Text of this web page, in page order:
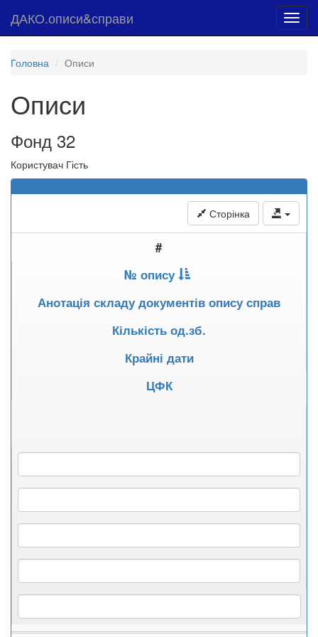
ДАКО.описи&справи
Головна Описи
Описи
Фонд 32
Користувач Гість
Сторінка
#
№ опису
Анотація складу документів опису справ
Кількість од.зб.
Крайні дати
ЦФК